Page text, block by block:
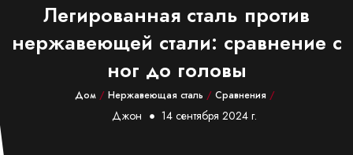
Легированная сталь против
нержавеющей стали: сравнение с
ног до головы
Дом / Нержавеющая сталь / Сравнения /
Джон 14 сентября 2024 г.